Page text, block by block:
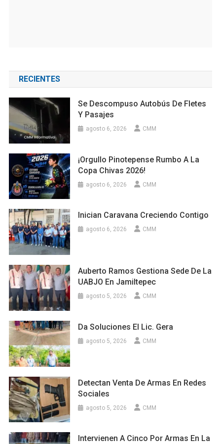
RECIENTES
Se Descompuso Autobús De Fletes
Y Pasajes
agosto 6, 2026 CMM
¡Orgullo Pinotepense Rumbo A La
Copa Chivas 2026!
agosto 6, 2026 CMM
Inician Caravana Creciendo Contigo
agosto 6, 2026 CMM
Auberto Ramos Gestiona Sede De La
UABJO En Jamiltepec
agosto 5, 2026 CMM
Da Soluciones El Lic. Gera
agosto 5, 2026 CMM
Detectan Venta De Armas En Redes
Sociales
agosto 5, 2026 CMM
Intervienen A Cinco Por Armas En La